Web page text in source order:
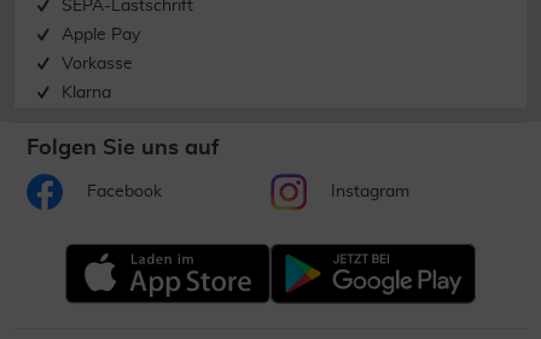
SEPA-Lastschrift
Apple Pay
Vorkasse
Klarna
Folgen Sie uns auf
Facebook Instagram